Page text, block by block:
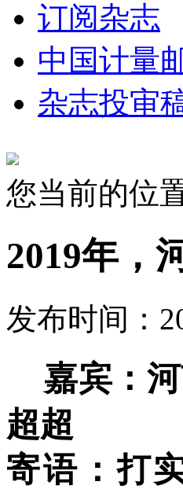
订阅杂志
中国计量
杂志投审
您当前的位
2019年，
发布时间：
嘉宾：
超超
寄语：打